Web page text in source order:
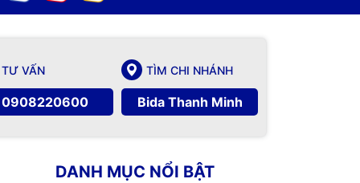
TƯ VẤN
0908220600
TÌM CHI NHÁNH
Bida Thanh Minh
DANH MỤC NỔI BẬT